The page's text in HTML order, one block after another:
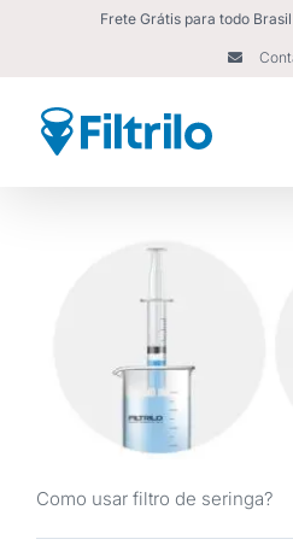
conteúdo
Frete Grátis para todo
Como usar filtro de seringa?